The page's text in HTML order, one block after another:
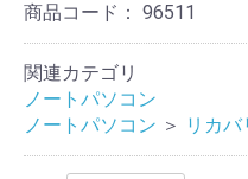
商品コード： 96511
関連カテゴリ
ノートパソコン
ノートパソコン ＞ リカバ